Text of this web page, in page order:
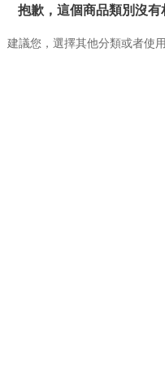
抱歉，這個商品類別沒有
建議您，選擇其他分類或者使